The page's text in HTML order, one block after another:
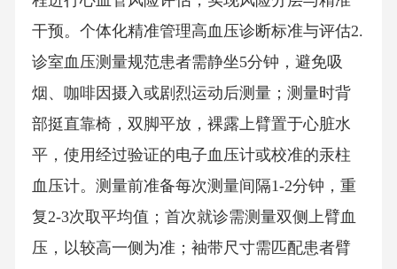
干预。个体化精准管理高血压诊断标准与评估2.
诊室血压测量规范患者需静坐5分钟，避免吸
烟、咖啡因摄入或剧烈运动后测量；测量时背
部挺直靠椅，双脚平放，裸露上臂置于心脏水
平，使用经过验证的电子血压计或校准的汞柱
血压计。测量前准备每次测量间隔1-2分钟，重
复2-3次取平均值；首次就诊需测量双侧上臂血
压，以较高一侧为准；袖带尺寸需匹配患者臂